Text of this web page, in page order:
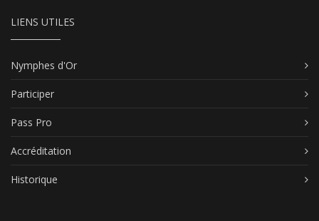
LIENS UTILES
Nymphes d'Or
Participer
Pass Pro
Accréditation
Historique